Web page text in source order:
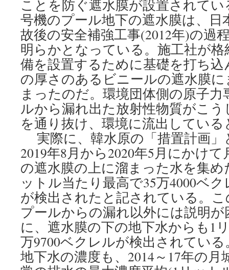
ことを防ぐ遮水膜が設置されて
号機のプール地下の遮水膜は、日
故後の安全補強工事(2012年)の過
明らかとなっている。施工社が
備を設置するために基礎を打ち込
の厚さのあるビニールの遮水膜
まったのだ。環境団体側の原子
ルから漏れ出た放射性物質がこ
を通り抜け、環境に流出してい
実際に、韓水原の「措置計画」
2019年8月から2020年5月にかけ
の遮水膜の上に溜まった水を集
ットル当たり最高で35万4000ベ
が検出されたと記されている。
プールからの漏れ以外には説明
に、遮水膜の下の地下水からも1
万9700ベクレルが検出されてい
地下水の濃度も、2014～17年の月